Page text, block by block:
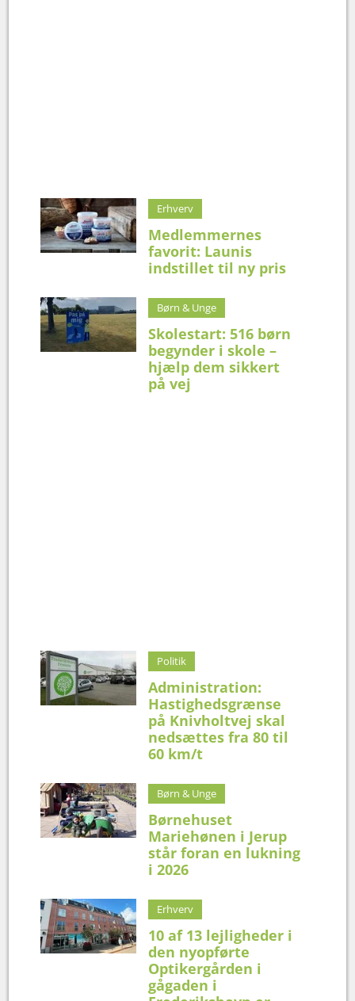
Erhverv
Medlemmernes
favorit: Launis
indstillet til ny pris
Børn & Unge
Skolestart: 516 børn
begynder i skole –
hjælp dem sikkert
på vej
Politik
Administration:
Hastighedsgrænse
på Knivholtvej skal
nedsættes fra 80 til
60 km/t
Børn & Unge
Børnehuset
Mariehønen i Jerup
står foran en lukning
i 2026
Erhverv
10 af 13 lejligheder i
den nyopførte
Optikergården i
gågaden i